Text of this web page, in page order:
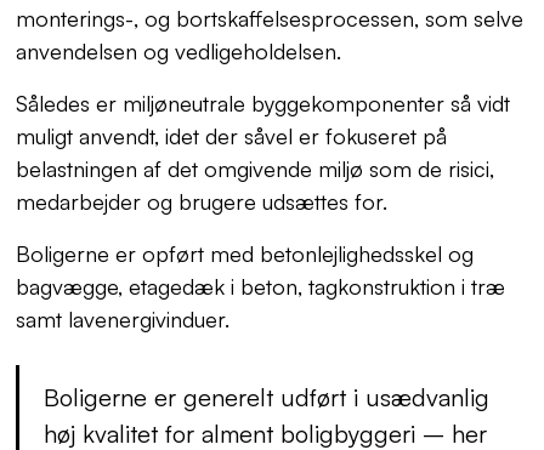
monterings-, og bortskaffelsesprocessen, som selve
anvendelsen og vedligeholdelsen.
Således er miljøneutrale byggekomponenter så vidt
muligt anvendt, idet der såvel er fokuseret på
belastningen af det omgivende miljø som de risici,
medarbejder og brugere udsættes for.
Boligerne er opført med betonlejlighedsskel og
bagvægge, etagedæk i beton, tagkonstruktion i træ
samt lavenergivinduer.
Boligerne er generelt udført i usædvanlig
høj kvalitet for alment boligbyggeri – her